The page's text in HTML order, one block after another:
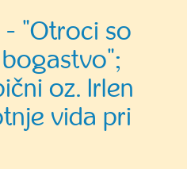
- "Otroci so
oz. Irlen
vida pri